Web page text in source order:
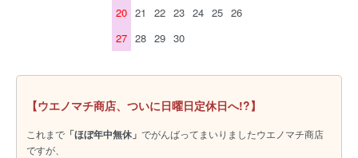
20 21 22 23 24 25 26
27 28 29 30
【ウエノマチ商店、ついに日曜日定休日へ!?】
これまで 「ほぼ年中無休」 でがんばってまいりましたウエノマチ商店
ですが、